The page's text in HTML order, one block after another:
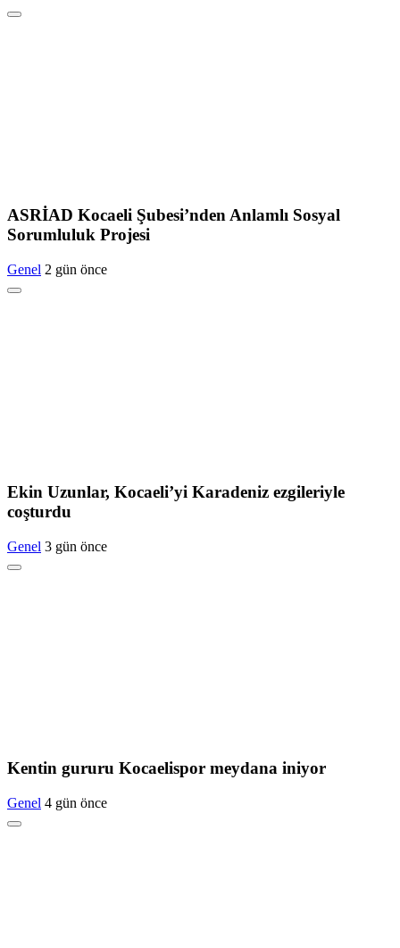
ASRİAD Kocaeli Şubesi’nden Anlamlı Sosyal
Sorumluluk Projesi
Genel 2 gün önce
Ekin Uzunlar, Kocaeli’yi Karadeniz ezgileriyle
coşturdu
Genel 3 gün önce
Kentin gururu Kocaelispor meydana iniyor
Genel 4 gün önce